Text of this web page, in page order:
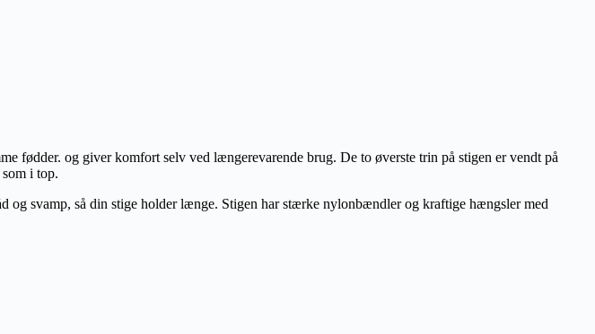
fødder. og giver komfort selv ved længerevarende brug. De to øverste trin på stigen er vendt på
i top.
og svamp, så din stige holder længe. Stigen har stærke nylonbændler og kraftige hængsler med